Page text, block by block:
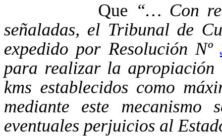
Que “… Con
señaladas, el Tribunal de
expedido por Resolución Nº
para realizar la apropiación
kms establecidos como
mediante este mecanismo
eventuales perjuicios al